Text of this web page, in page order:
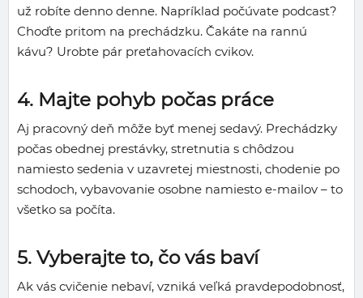
už robíte denno denne. Napríklad počúvate podcast?
Choďte pritom na prechádzku. Čakáte na rannú
kávu? Urobte pár preťahovacích cvikov.
4. Majte pohyb počas práce
Aj pracovný deň môže byť menej sedavý. Prechádzky
počas obednej prestávky, stretnutia s chôdzou
namiesto sedenia v uzavretej miestnosti, chodenie po
schodoch, vybavovanie osobne namiesto e-mailov – to
všetko sa počíta.
5. Vyberajte to, čo vás baví
Ak vás cvičenie nebaví, vzniká veľká pravdepodobnosť,